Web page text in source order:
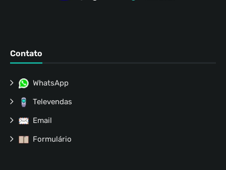
Contato
WhatsApp
Televendas
Email
Formulário